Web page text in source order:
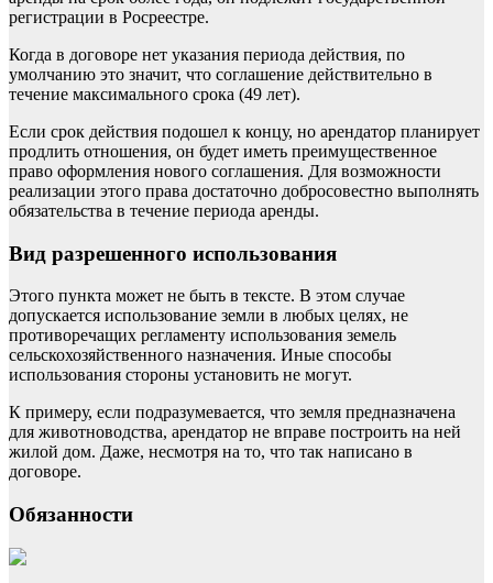
регистрации в Росреестре.
Когда в договоре нет указания периода действия, по
умолчанию это значит, что соглашение действительно в
течение максимального срока (49 лет).
Если срок действия подошел к концу, но арендатор планирует
продлить отношения, он будет иметь преимущественное
право оформления нового соглашения. Для возможности
реализации этого права достаточно добросовестно выполнять
обязательства в течение периода аренды.
Вид разрешенного использования
Этого пункта может не быть в тексте. В этом случае
допускается использование земли в любых целях, не
противоречащих регламенту использования земель
сельскохозяйственного назначения. Иные способы
использования стороны установить не могут.
К примеру, если подразумевается, что земля предназначена
для животноводства, арендатор не вправе построить на ней
жилой дом. Даже, несмотря на то, что так написано в
договоре.
Обязанности